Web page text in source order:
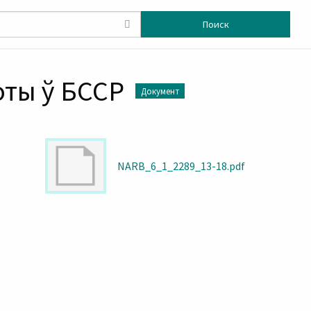
Поиск
ў БССР Документ
NARB_6_1_2289_13-18.pdf